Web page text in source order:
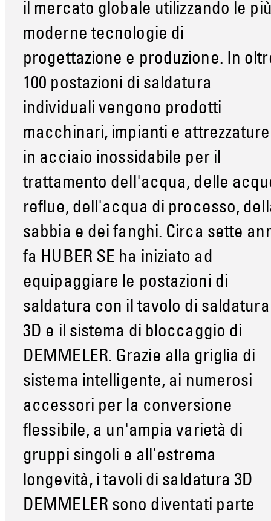
il mercato globale utilizzando le
moderne tecnologie di
progettazione e produzione. In
100 postazioni di saldatura
individuali vengono prodotti
macchinari, impianti e attrezzature
in acciaio inossidabile per il
trattamento dell'acqua, delle
reflue, dell'acqua di processo,
sabbia e dei fanghi. Circa sette
fa HUBER SE ha iniziato ad
equipaggiare le postazioni di
saldatura con il tavolo di saldatura
3D e il sistema di bloccaggio di
DEMMELER. Grazie alla griglia di
sistema intelligente, ai numerosi
accessori per la conversione
flessibile, a un'ampia varietà di
gruppi singoli e all'estrema
longevità, i tavoli di saldatura 3D
DEMMELER sono diventati parte